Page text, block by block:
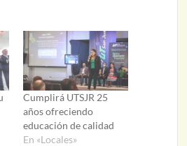
Cumplirá UTSJR 25
años ofreciendo
educación de calidad
En «Locales»